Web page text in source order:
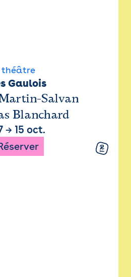
théâtre
Gaulois
Salvan
Blanchard
→ 15 oct.